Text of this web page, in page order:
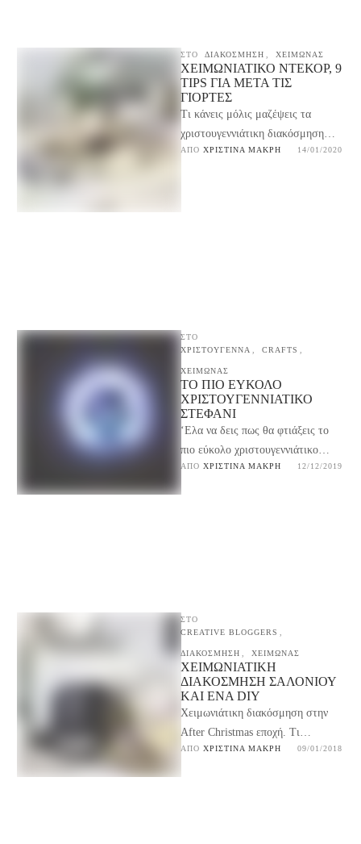
ΣΤΟ ΔΙΑΚΟΣΜΗΣΗ ΧΕΙΜΩΝΑΣ
ΧΕΙΜΩΝΙΆΤΙΚΟ ΝΤΕΚΌΡ, 9
TIPS ΓΙΑ ΜΕΤΆ ΤΙΣ
ΓΙΟΡΤΈΣ
Τι κάνεις μόλις μαζέψεις τα
χριστουγεννιάτικη διακόσμηση
σπίτι σου; 9 tips για την μετάβαση
ΑΠΌ ΧΡΙΣΤΊΝΑ ΜΑΚΡΉ 14/01/2020
ΣΤΟ
ΧΡΙΣΤΟΥΓΕΝΝΑ
CRAFTS
ΧΕΙΜΩΝΑΣ
ΤΟ ΠΙΟ ΕΎΚΟΛΟ
ΧΡΙΣΤΟΥΓΕΝΝΙΆΤΙΚΟ
ΣΤΕΦΆΝΙ
‘Ελα να δεις πως θα φτιάξεις το
πιο εύκολο χριστουγεννιάτικο
στεφάνι με δυό απλές κινήσεις!
Ένα στεφάνι που …
ΑΠΌ ΧΡΙΣΤΊΝΑ ΜΑΚΡΉ 12/12/2019
ΣΤΟ
CREATIVE BLOGGERS
ΔΙΑΚΟΣΜΗΣΗ ΧΕΙΜΩΝΑΣ
ΧΕΙΜΩΝΙΆΤΙΚΗ
ΔΙΑΚΌΣΜΗΣΗ ΣΑΛΟΝΙΟΎ
ΚΑΙ ΈΝΑ DIY
Χειμωνιάτικη διακόσμηση στην
After Christmas εποχή. Τι
μπορούμε να κάνουμε δηλαδή στο
ΑΠΌ ΧΡΙΣΤΊΝΑ ΜΑΚΡΉ 09/01/2018